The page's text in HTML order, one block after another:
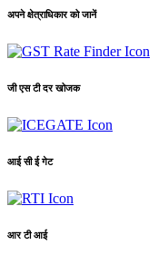
अपने क्षेत्राधिकार को जानें
जी एस टी दर खोजक
आई सी ई गेट
आर टी आई